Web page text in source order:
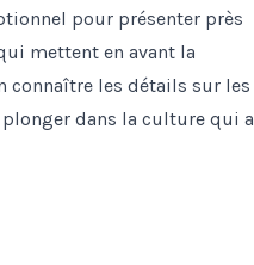
pour présenter près
mettent en avant la
connaître les détails sur les
plonger dans la culture qui a